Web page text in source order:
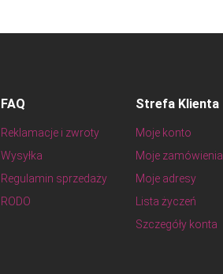
FAQ
Reklamacje i zwroty
Wysyłka
Regulamin sprzedaży
RODO
Strefa Klienta
Moje konto
Moje zamówienia
Moje adresy
Lista życzeń
Szczegóły konta